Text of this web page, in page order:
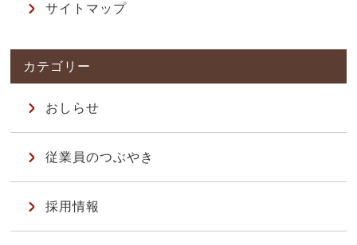
サイトマップ
おしらせ
従業員のつぶやき
採用情報